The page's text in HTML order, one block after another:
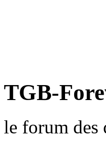
TGB-
le forum des